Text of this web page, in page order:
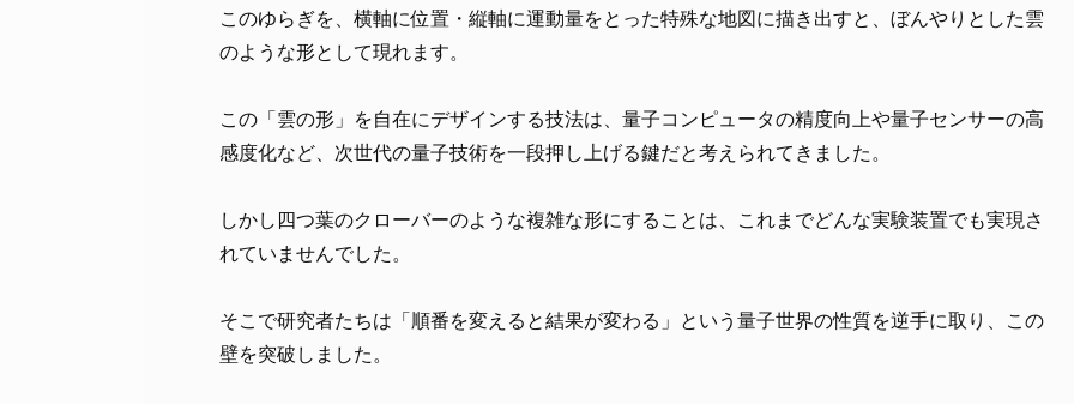
このゆらぎを、横軸に位置・縦軸に運動量をとった特殊な地図に描き出すと、ぼんやりとした雲
のような形として現れます。
この「雲の形」を自在にデザインする技法は、量子コンピュータの精度向上や量子センサーの高
感度化など、次世代の量子技術を一段押し上げる鍵だと考えられてきました。
しかし四つ葉のクローバーのような複雑な形にすることは、これまでどんな実験装置でも実現さ
れていませんでした。
そこで研究者たちは「順番を変えると結果が変わる」という量子世界の性質を逆手に取り、この
壁を突破しました。